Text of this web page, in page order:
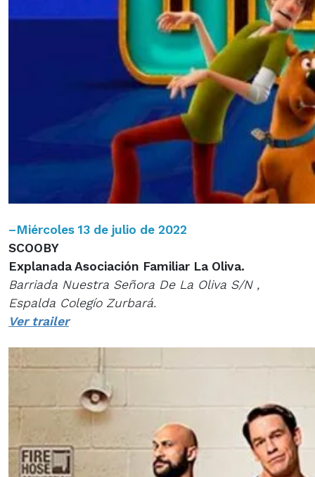
–Miércoles 13 de julio de 2022
SCOOBY
Explanada Asociación Familiar La Oliva.
Barriada Nuestra Señora De La Oliva S/N ,
Espalda Colegío Zurbará.
Ver trailer